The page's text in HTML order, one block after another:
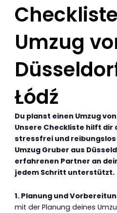
Umzug
Łódź
Du planst einen Umzug
Unsere Checkliste hilft dir
stressfrei und
Umzug Gruber aus
erfahrenen Partner an
jedem Schritt unterstützt.
1. Planung und
mit der Planung deines